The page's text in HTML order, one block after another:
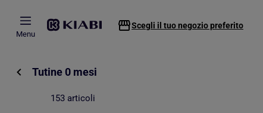
Menu
Scegli il tuo negozio preferito
Tutine 0 mesi
153 articoli